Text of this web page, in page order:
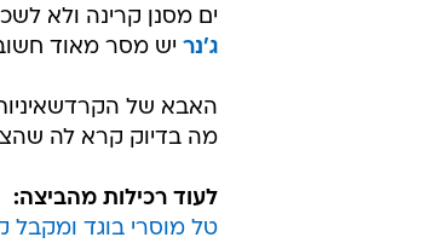
ים מסנן קרינה ולא
ג'נר יש מסר מאוד
האבא של
מה בדיוק קרא לה
לעוד רכילות מהביצה:
טל מוסרי בוגד ומקבל